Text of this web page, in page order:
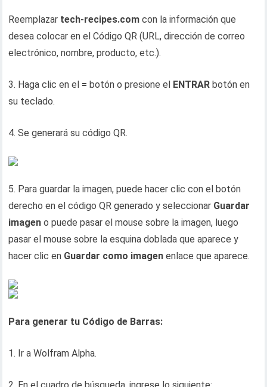
Reemplazar tech-recipes.com con la información que
desea colocar en el Código QR (URL, dirección de correo
electrónico, nombre, producto, etc.).
3. Haga clic en el = botón o presione el ENTRAR botón en
su teclado.
4. Se generará su código QR.
5. Para guardar la imagen, puede hacer clic con el botón
derecho en el código QR generado y seleccionar Guardar
imagen o puede pasar el mouse sobre la imagen, luego
pasar el mouse sobre la esquina doblada que aparece y
hacer clic en Guardar como imagen enlace que aparece.
Para generar tu Código de Barras:
1. Ir a Wolfram Alpha.